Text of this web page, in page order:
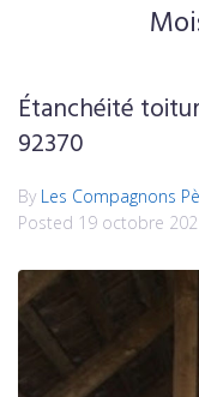
Étanchéité
92370
By Les Compagnons
Posted 19 octobre